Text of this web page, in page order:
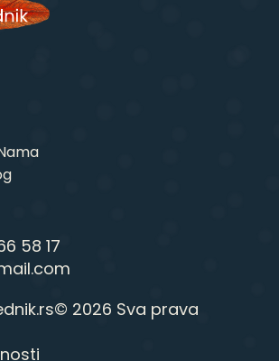
58 17
2026 Sva prava